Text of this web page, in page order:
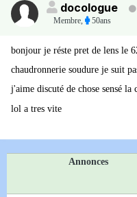
docologue
Membre, 50ans
bonjour je réste pret de lens le
chaudronnerie soudure je suit
j'aime discuté de chose sensé
lol a tres vite
Annonces